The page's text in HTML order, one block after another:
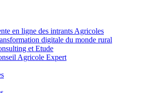
en ligne des intrants Agricoles
digitale du monde rural
et Etude
Agricole Expert